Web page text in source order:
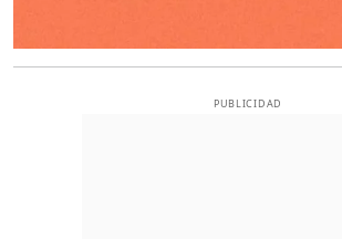
PUBLICIDAD